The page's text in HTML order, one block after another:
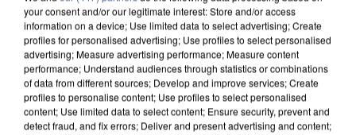
your consent and/or our legitimate interest: Store and/or access
information on a device; Use limited data to select advertising; Create
profiles for personalised advertising; Use profiles to select personalised
advertising; Measure advertising performance; Measure content
performance; Understand audiences through statistics or combinations
of data from different sources; Develop and improve services; Create
profiles to personalise content; Use profiles to select personalised
content; Use limited data to select content; Ensure security, prevent and
detect fraud, and fix errors; Deliver and present advertising and content;